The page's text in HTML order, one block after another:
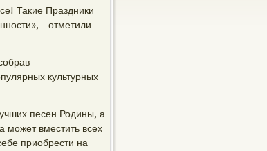
Такие Праздники
- отметили
культурных
песен Родины, а
может вместить всех
приобрести на